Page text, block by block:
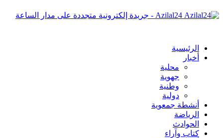
Azilal24 - جريدة إلكترونية متجددة على مدار الساعة
الرئيسية
أخبار
محلية
جهوية
وطنية
دولية
أنشطة جمعوية
الرياضة
الحوادث
كتاب وآراء